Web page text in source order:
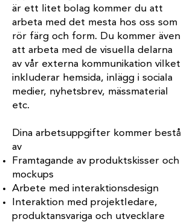
är ett litet bolag kommer du att
arbeta med det mesta hos oss som
rör färg och form. Du kommer även
att arbeta med de visuella delarna
av vår externa kommunikation vilket
inkluderar hemsida, inlägg i sociala
medier, nyhetsbrev, mässmaterial
etc.
Dina arbetsuppgifter kommer bestå
av
Framtagande av produktskisser och
mockups
Arbete med interaktionsdesign
Interaktion med projektledare,
produktansvariga och utvecklare